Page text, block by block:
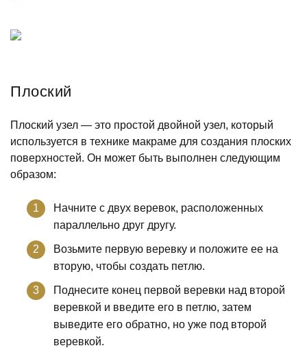
Плоский
Плоский узел — это простой двойной узел, который
используется в технике макраме для создания плоских
поверхностей. Он может быть выполнен следующим
образом:
Начните с двух веревок, расположенных
параллельно друг другу.
Возьмите первую веревку и положите ее на
вторую, чтобы создать петлю.
Поднесите конец первой веревки над второй
веревкой и введите его в петлю, затем
выведите его обратно, но уже под второй
веревкой.